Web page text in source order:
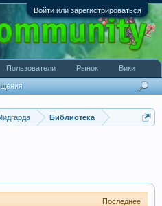
Войти или зарегистрироваться
Библиотека
Последнее
Пользователи Рынок Вики